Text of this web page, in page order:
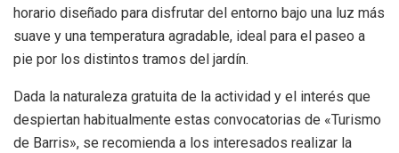
horario diseñado para disfrutar del entorno bajo una luz más
suave y una temperatura agradable, ideal para el paseo a
pie por los distintos tramos del jardín.
Dada la naturaleza gratuita de la actividad y el interés que
despiertan habitualmente estas convocatorias de «Turismo
de Barris», se recomienda a los interesados realizar la